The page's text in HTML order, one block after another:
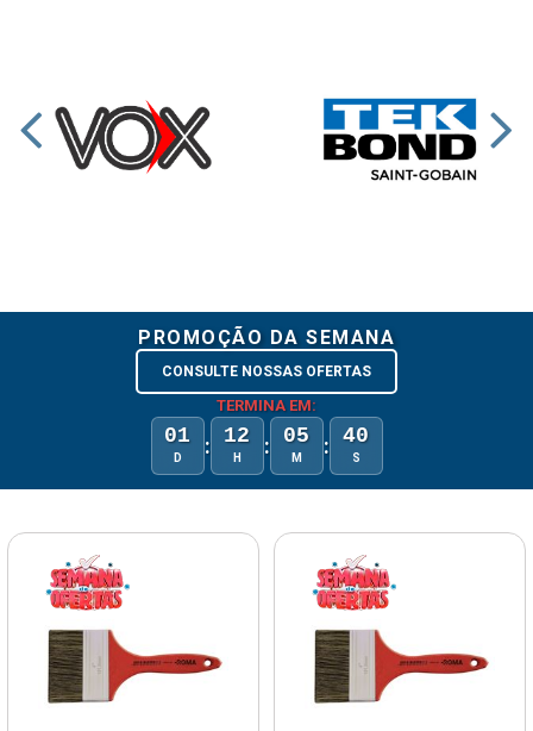
PROMOÇÃO DA SEMANA
CONSULTE NOSSAS OFERTAS
TERMINA EM:
01
D : 12
H : 05
M : 40
S